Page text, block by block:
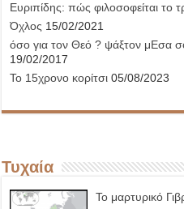
Ευριπίδης: πώς φιλοσοφείται το
Όχλος 15/02/2021
όσο για τον Θεό ? ψάξτον μΕσα
19/02/2017
Το 15χρονο κορίτσι 05/08/2023
Τυχαία
Το μαρτυρικό